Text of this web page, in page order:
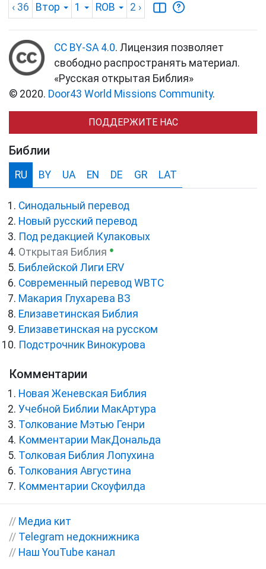
‹ 36 Втор 1 ROB 2 ›
CC BY-SA 4.0. Лицензия позволяет
свободно распространять материал.
«Русская открытая Библия»
© 2020. Door43 World Missions Community.
ПОДДЕРЖИТЕ НАС
Библии
RU BY UA EN DE GR LAT
Синодальный перевод
Новый русский перевод
Под редакцией Кулаковых
Открытая Библия ●
Библейской Лиги ERV
Cовременный перевод WBTC
Макария Глухарева ВЗ
Елизаветинская Библия
Елизаветинская на русском
Подстрочник Винокурова
Комментарии
Новая Женевская Библия
Учебной Библии МакАртура
Толкование Мэтью Генри
Комментарии МакДональда
Толковая Библия Лопухина
Толкования Августина
Комментарии Скоуфилда
// Медиа кит
// Telegram недокнижника
// Наш YouTube канал